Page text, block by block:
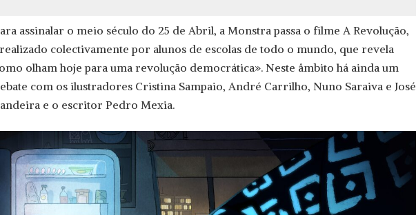
assinalar o meio século do 25 de Abril, a Monstra passa o filme A Revolução,
colectivamente por alunos de escolas de todo o mundo, que revela
olham hoje para uma revolução democrática». Neste âmbito há ainda um
com os ilustradores Cristina Sampaio, André Carrilho, Nuno Saraiva e José
e o escritor Pedro Mexia.